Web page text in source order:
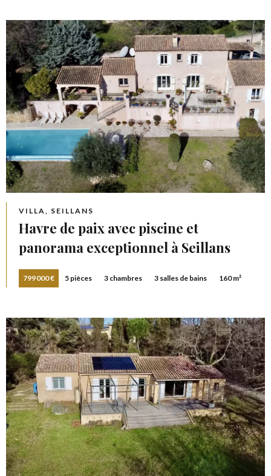
VILLA, SEILLANS
Havre de paix avec piscine et
panorama exceptionnel à Seillans
799 000 € 5 pièces 3 chambres 3 salles de bains 160 m²